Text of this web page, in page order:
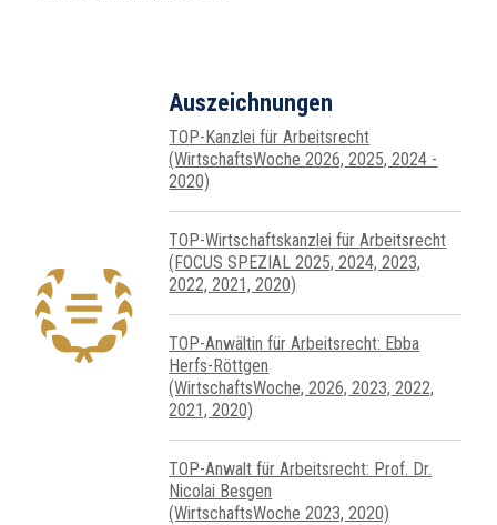
Auszeichnungen
TOP-Kanzlei für Arbeitsrecht
(WirtschaftsWoche 2026, 2025, 2024 -
2020)
TOP-Wirtschafts­kanzlei für Arbeits­recht
(FOCUS SPEZIAL 2025, 2024, 2023,
2022, 2021, 2020)
TOP-Anwältin für Arbeitsrecht: Ebba
Herfs-Röttgen
(WirtschaftsWoche, 2026, 2023, 2022,
2021, 2020)
TOP-Anwalt für Arbeitsrecht: Prof. Dr.
Nicolai Besgen
(WirtschaftsWoche 2023, 2020)